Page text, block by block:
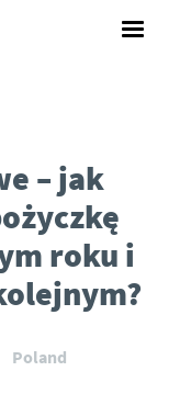
– jak
roku i
Poland